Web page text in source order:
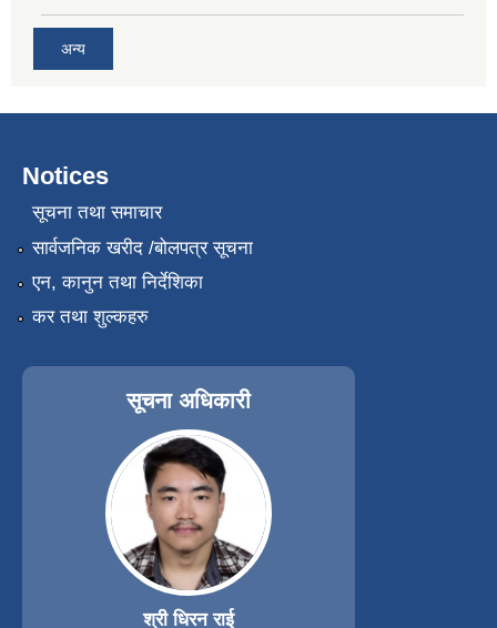
अन्य
Notices
सूचना तथा समाचार
सार्वजनिक खरीद /बोलपत्र सूचना
एन, कानुन तथा निर्देशिका
कर तथा शुल्कहरु
सूचना अधिकारी
श्री धिरन राई